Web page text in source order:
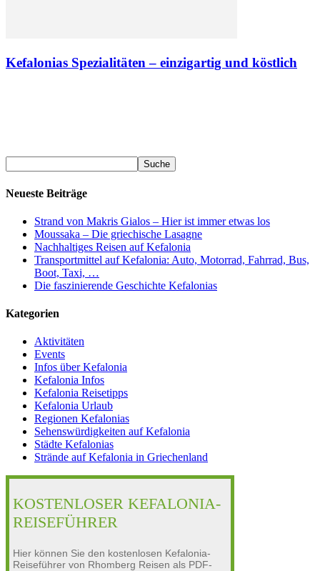
Kefalonias Spezialitäten – einzigartig und köstlich
Neueste Beiträge
Strand von Makris Gialos – Hier ist immer etwas los
Moussaka – Die griechische Lasagne
Nachhaltiges Reisen auf Kefalonia
Transportmittel auf Kefalonia: Auto, Motorrad, Fahrrad, Bus,
Boot, Taxi, …
Die faszinierende Geschichte Kefalonias
Kategorien
Aktivitäten
Events
Infos über Kefalonia
Kefalonia Infos
Kefalonia Reisetipps
Kefalonia Urlaub
Regionen Kefalonias
Sehenswürdigkeiten auf Kefalonia
Städte Kefalonias
Strände auf Kefalonia in Griechenland
KOSTENLOSER KEFALONIA-
REISEFÜHRER
Hier können Sie den kostenlosen Kefalonia-
Reiseführer von Rhomberg Reisen als PDF-